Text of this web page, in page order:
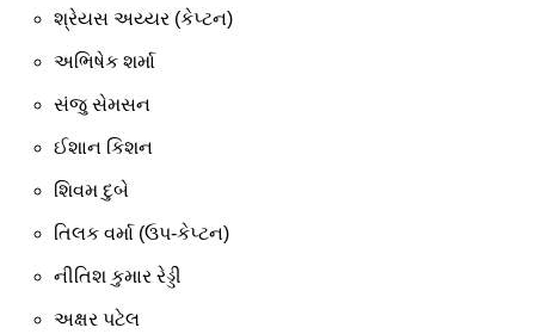
શ્રેયસ અય્યર (કેપ્ટન)
અભિષેક શર્મા
સંજુ સેમસન
ઈશાન કિશન
શિવમ દુબે
તિલક વર્મા (ઉપ-કેપ્ટન)
નીતિશ કુમાર રેડ્ડી
અક્ષર પટેલ